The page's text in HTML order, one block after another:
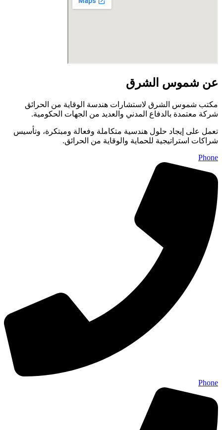
عن شموس الشرق
مكتب شموس الشرق لاستشارات هندسة الوقاية من الحرائق
شركة معتمدة بالدفاع المدني والعديد من الجهات الحكومية.
تعمل على إيجاد حلول هندسية متكاملة وفعالة ومبتكرة، وتأسيس
شراكات استراتيجية للحماية والوقاية من الحرائق.
Phone
Phone